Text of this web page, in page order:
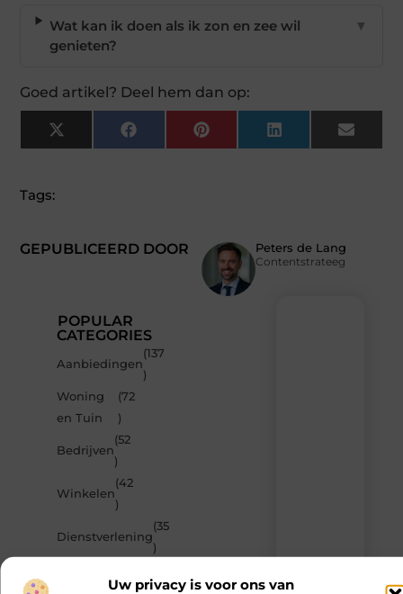
Uw privacy is voor ons van
Wat kan ik doen als ik zon en zee wil
genieten?
▼
Goed artikel? Deel hem dan op:
X
(Twitter)
FacebookPinterest LinkedIn Email
GEPUBLICEERD DOOR Peters de Lang
Contentstrateeg
Tags:
POPULAR
CATEGORIES
Aanbiedingen
(137
)
Woning
en Tuin
(72
)
Bedrijven
(52
)
Winkelen
(42
)
Dienstverlening
(35
)
verse